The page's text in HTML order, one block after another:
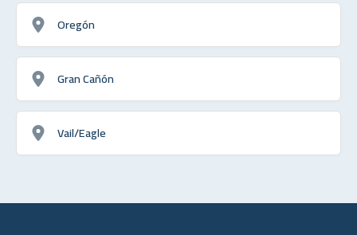
Oregón
Gran Cañón
Vail/Eagle